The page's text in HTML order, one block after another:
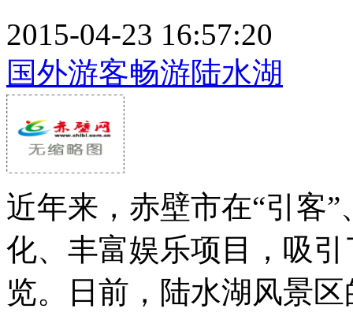
2015-04-23 16:57:20
国外游客畅游陆水湖
近年来，赤壁市在“引客
化、丰富娱乐项目，吸
览。日前，陆水湖风景